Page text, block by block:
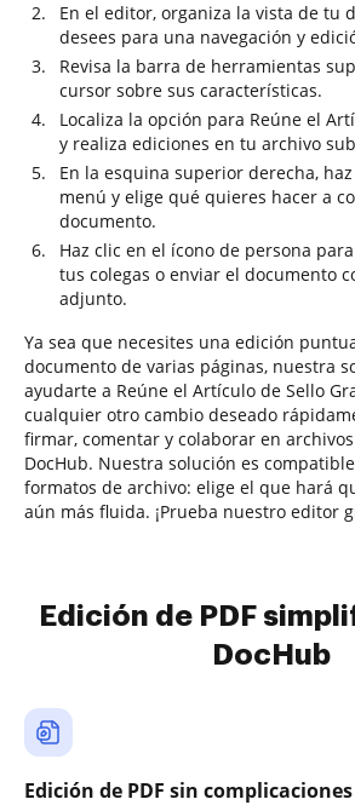
En el editor, organiza la vista de tu
desees para una navegación y
Revisa la barra de herramientas
cursor sobre sus características.
Localiza la opción para Reúne el
y realiza ediciones en tu archivo
En la esquina superior derecha,
menú y elige qué quieres hacer a
documento.
Haz clic en el ícono de persona
tus colegas o enviar el documento
adjunto.
Ya sea que necesites una edición
documento de varias páginas, nuestra
ayudarte a Reúne el Artículo de Sello
cualquier otro cambio deseado
firmar, comentar y colaborar en
DocHub. Nuestra solución es
formatos de archivo: elige el que hará
aún más fluida. ¡Prueba nuestro editor
Edición de PDF
DocHub
Edición de PDF sin complicaciones